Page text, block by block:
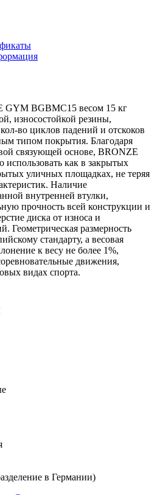
BGBMC15 весом 15 кг
износостойкой резины,
во циклов падений и отскоков
типом покрытия. Благодаря
связующей основе, BRONZE
как в закрытых
уличных площадках, не теряя
Наличие
внутренней втулки,
прочность всей конструкции и
диска от износа и
Геометрическая размерность
стандарту, а весовая
к весу не более 1%,
движения,
видах спорта.
в Германии)